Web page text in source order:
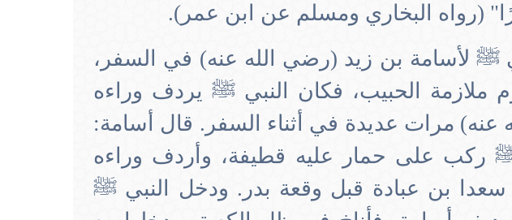
(رواه البخاري ومسلم عن ابن عمر).
ﷺ لأسامة بن زيد (رضي الله عنه) في السفر،
ملازمة الحبيب، فكان النبي ﷺ يردف وراءه
عنه) مرات عديدة في أثناء السفر. قال أسامة:
ركب على حمار عليه قطيفة، وأردف وراءه
سعدا بن عبادة قبل وقعة بدر. ودخل النبي ﷺ